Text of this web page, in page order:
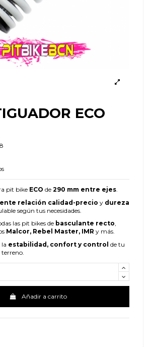
ECO
pit bike ECO de 290 mm entre ejes.
relación calidad-precio y dureza
según tus necesidades.
las pit bikes de basculante recto,
Malcor, Rebel Master, IMR y más.
estabilidad, confort y control de tu
Añadir a carrito